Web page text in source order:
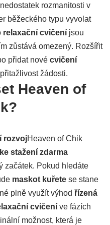
rozmanitosti v
běžeckého typu vyvolat
relaxační cvičení jsou
zůstává omezený. Rozšířit
přidat nové cvičení
žádosti.
Heaven of
rozvojHeaven of Chik
ke stažení zdarma
začátek. Pokud hledáte
maskot kuřete se stane
plně využít výhod řízená
cvičení ve fázích
možnost, která je